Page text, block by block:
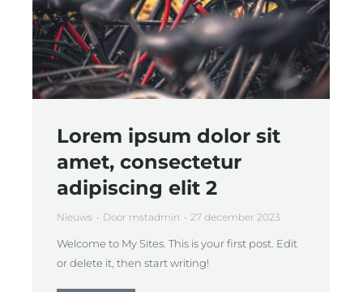
Lorem ipsum dolor sit
amet, consectetur
adipiscing elit 2
Nieuws Door mstadmin 27 december 2023
Welcome to My Sites. This is your first post. Edit
or delete it, then start writing!